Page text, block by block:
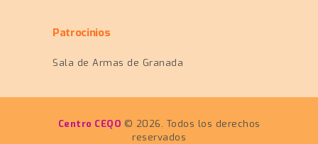
Patrocinios
Sala de Armas de Granada
Centro CEQO © 2026. Todos los derechos
reservados